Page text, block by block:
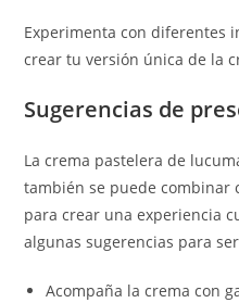
Experimenta con diferentes
crear tu versión única de la
Sugerencias de
La crema pastelera de
también se puede combinar
para crear una experiencia
algunas sugerencias para
Acompaña la crema con